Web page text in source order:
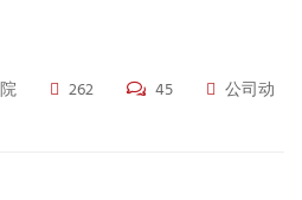
262 45
公司动